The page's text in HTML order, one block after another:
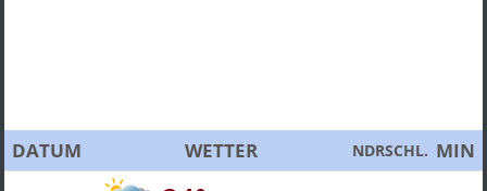
DATUM WETTER NDRSCHL. MIN